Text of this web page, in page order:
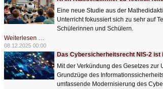
Ausblick
2026Eine neue Studie aus der
Unterricht fokussiert sich zu sehr auf
Schülerinnen und Schülern.
Weiterlesen …
im
Klassenzimmer
zu
Technik
fokussiert
08.12.2025 00:00
Das Cybersicherheitsrecht NIS-2 ist
Mit der Verkündung des Gesetzes
Grundzüge des
umfassende Modernisierung des